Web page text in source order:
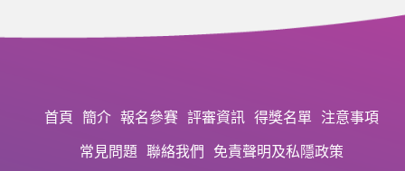
首頁 簡介 報名參賽 評審資訊 得獎名單 注意事項
常見問題 聯絡我們 免責聲明及私隱政策